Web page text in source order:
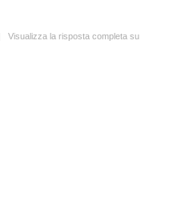
Visualizza la risposta completa su